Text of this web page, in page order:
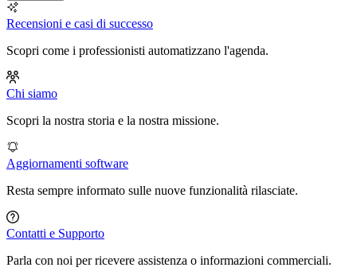
Recensioni e casi di successo
Scopri come i professionisti automatizzano l'agenda.
Chi siamo
Scopri la nostra storia e la nostra missione.
Aggiornamenti software
Resta sempre informato sulle nuove funzionalità rilasciate.
Contatti e Supporto
Parla con noi per ricevere assistenza o informazioni commerciali.